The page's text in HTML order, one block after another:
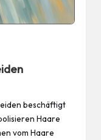
beschäftigt
Haare
vom Haare